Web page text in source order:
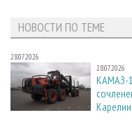
НОВОСТИ ПО ТЕМЕ
28.07.2026
28.07.2026
КАМАЗ-
Карелии